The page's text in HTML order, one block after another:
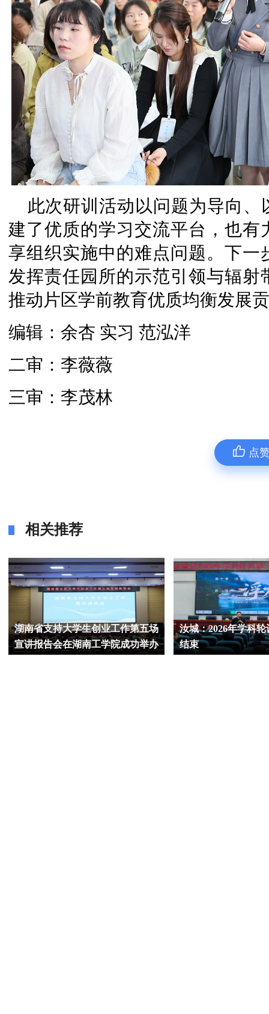
此次研训活动以问题为导向
建了优质的学习交流平台，也
享组织实施中的难点问题。下
发挥责任园所的示范引领与辐
推动片区学前教育优质均衡发展
编辑：余杏 实习 范泓洋
二审：李薇薇
三审：李茂林
点
相关推荐
湖南省支持大学生创业工作第五场
宣讲报告会在湖南工学院成功举办
汝城：2026年学科
结束